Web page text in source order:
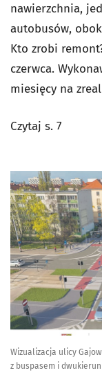
nawierzchnia,
autobusów,
Kto zrobi
czerwca.
miesięcy na
Czytaj s. 7
Wizualizacja ulicy
z buspasem i